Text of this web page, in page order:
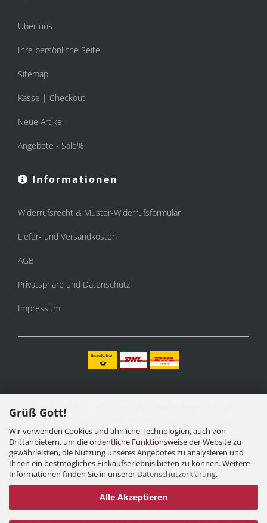
Grüß Gott!
Wir verwenden Cookies und ähnliche Technologien, auch von
Drittanbietern, um die ordentliche Funktionsweise der Website zu
gewährleisten, die Nutzung unseres Angebotes zu analysieren und
Ihnen ein bestmögliches Einkaufserlebnis bieten zu können. Weitere
Informationen finden Sie in unserer Datenschutzerklärung.
Alle Akzeptieren
Über uns
Ihre persönliche Seite
Sitemap
Kasse | Checkout
Neue Artikel
Angebote - Sale%
Informationen
Widerrufsrecht & Muster-Widerrufsformular
Liefer- und Versandkosten
AGB
Privatsphäre und Datenschutz
Impressum
Mehrwertsteuer, zzgl.
gekennzeichnet.
Vertrag widerrufen